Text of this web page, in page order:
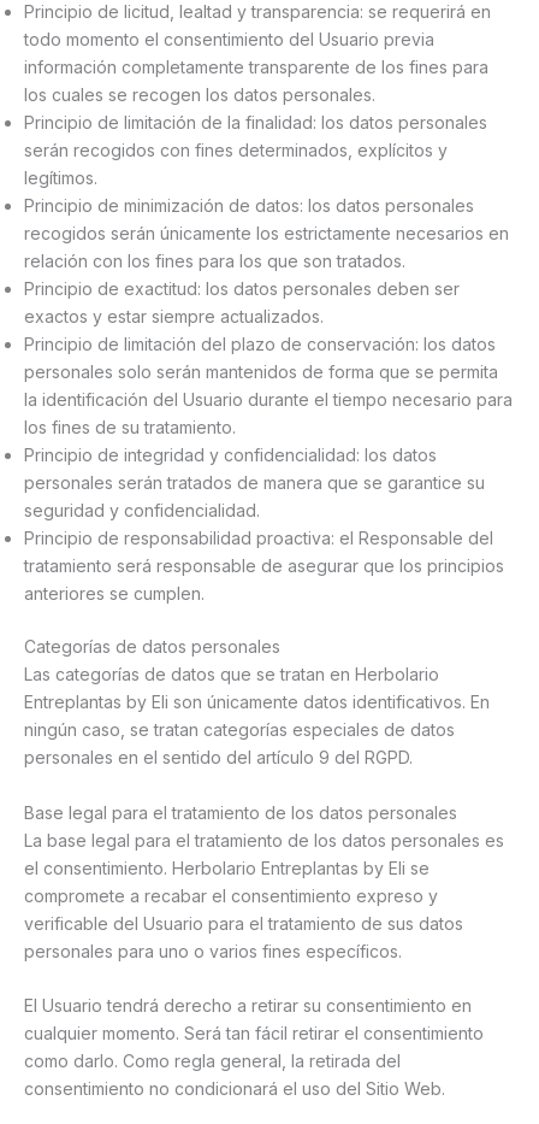
Principio de licitud, lealtad y transparencia: se requerirá en
todo momento el consentimiento del Usuario previa
información completamente transparente de los fines para
los cuales se recogen los datos personales.
Principio de limitación de la finalidad: los datos personales
serán recogidos con fines determinados, explícitos y
legítimos.
Principio de minimización de datos: los datos personales
recogidos serán únicamente los estrictamente necesarios en
relación con los fines para los que son tratados.
Principio de exactitud: los datos personales deben ser
exactos y estar siempre actualizados.
Principio de limitación del plazo de conservación: los datos
personales solo serán mantenidos de forma que se permita
la identificación del Usuario durante el tiempo necesario para
los fines de su tratamiento.
Principio de integridad y confidencialidad: los datos
personales serán tratados de manera que se garantice su
seguridad y confidencialidad.
Principio de responsabilidad proactiva: el Responsable del
tratamiento será responsable de asegurar que los principios
anteriores se cumplen.
Categorías de datos personales
Las categorías de datos que se tratan en Herbolario
Entreplantas by Eli son únicamente datos identificativos. En
ningún caso, se tratan categorías especiales de datos
personales en el sentido del artículo 9 del RGPD.
Base legal para el tratamiento de los datos personales
La base legal para el tratamiento de los datos personales es
el consentimiento. Herbolario Entreplantas by Eli se
compromete a recabar el consentimiento expreso y
verificable del Usuario para el tratamiento de sus datos
personales para uno o varios fines específicos.
El Usuario tendrá derecho a retirar su consentimiento en
cualquier momento. Será tan fácil retirar el consentimiento
como darlo. Como regla general, la retirada del
consentimiento no condicionará el uso del Sitio Web.